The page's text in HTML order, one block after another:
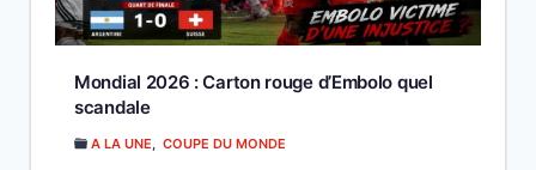
Mondial 2026 : Carton rouge d’Embolo quel
scandale
A LA UNE, COUPE DU MONDE